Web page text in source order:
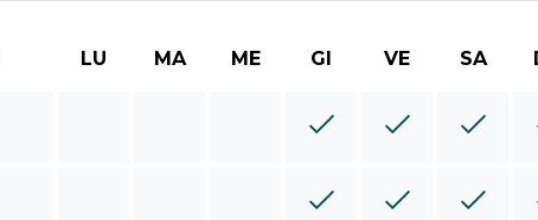
LU MA ME GI VE SA